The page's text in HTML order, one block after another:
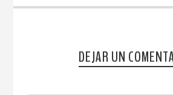
DEJAR UN